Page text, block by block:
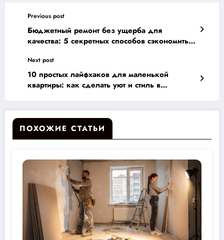
Previous post
Бюджетный ремонт без ущерба для
качества: 5 секретных способов сэкономить
Next post
10 простых лайфхаков для маленькой
квартиры: как сделать уют и стиль в
ПОХОЖИЕ СТАТЬИ